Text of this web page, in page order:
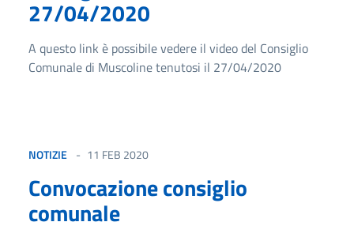
27/04/2020
A questo link è possibile vedere il video del Consiglio
Comunale di Muscoline tenutosi il 27/04/2020
NOTIZIE 11 FEB 2020
Convocazione consiglio
comunale